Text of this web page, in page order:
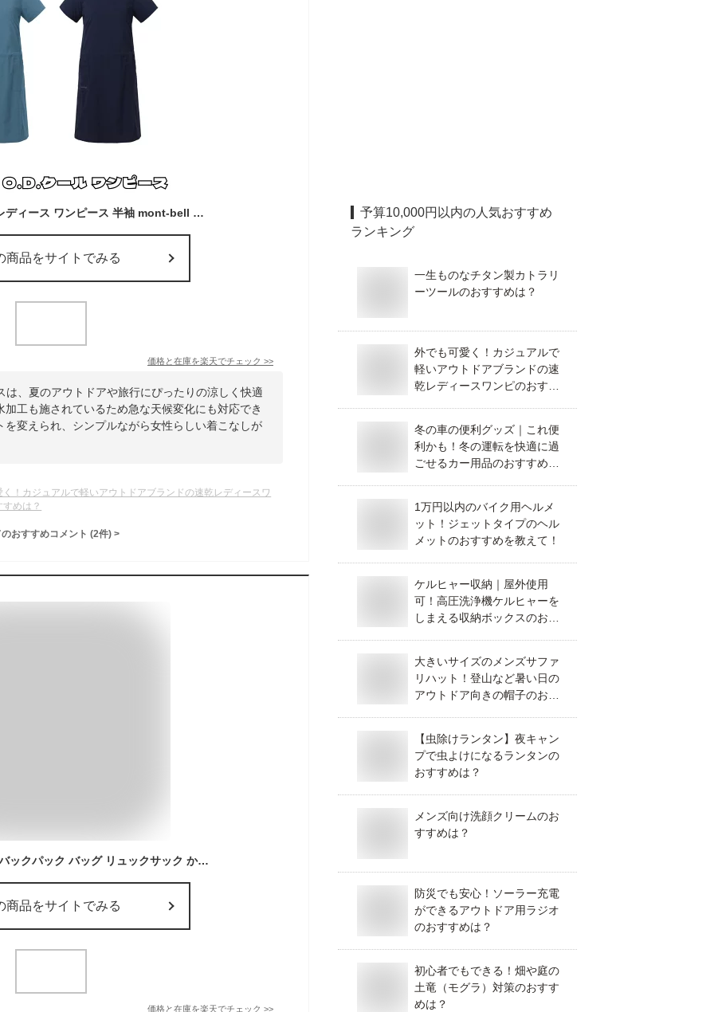
mont-bell モンベル レディース ワンピース 半袖 mont-bell O.D.クール ひざ丈 撥水加工 ウエスト調節可能 アウトドア 1114680 [衣類] ユ00582
商品をサイトでみる
価格と在庫を楽天でチェック >>
は、夏のアウトドアや旅行にぴったりの涼しく快適
工も施されているため急な天候変化にも対応でき
変えられ、シンプルながら女性らしい着こなしが
く！カジュアルで軽いアウトドアブランドの速乾レディースワ
めは？
おすすめコメント (2件) >
コロンビア リュック バックパック バッグ リュックサック かばん キャッスルロック 25L Columbia メンズ レディース ユニセックス 国内正規品 インポート ブランド 海外ブランド アウトドアブランド 通勤 通学 プレゼント 彼氏 男性 PU8662
商品をサイトでみる
価格と在庫を楽天でチェック >>
予算10,000円以内の人気おすすめ
ランキング
一生ものなチタン製カトラリ
ーツールのおすすめは？
外でも可愛く！カジュアルで
軽いアウトドアブランドの速
乾レディースワンピのおすす
冬の車の便利グッズ｜これ便
利かも！冬の運転を快適に過
ごせるカー用品のおすすめ
1万円以内のバイク用ヘルメ
ット！ジェットタイプのヘル
メットのおすすめを教えて！
ケルヒャー収納｜屋外使用
可！高圧洗浄機ケルヒャーを
しまえる収納ボックスのおす
大きいサイズのメンズサファ
リハット！登山など暑い日の
アウトドア向きの帽子のおす
【虫除けランタン】夜キャン
プで虫よけになるランタンの
おすすめは？
メンズ向け洗顔クリームのお
すすめは？
防災でも安心！ソーラー充電
ができるアウトドア用ラジオ
のおすすめは？
初心者でもできる！畑や庭の
土竜（モグラ）対策のおすす
めは？